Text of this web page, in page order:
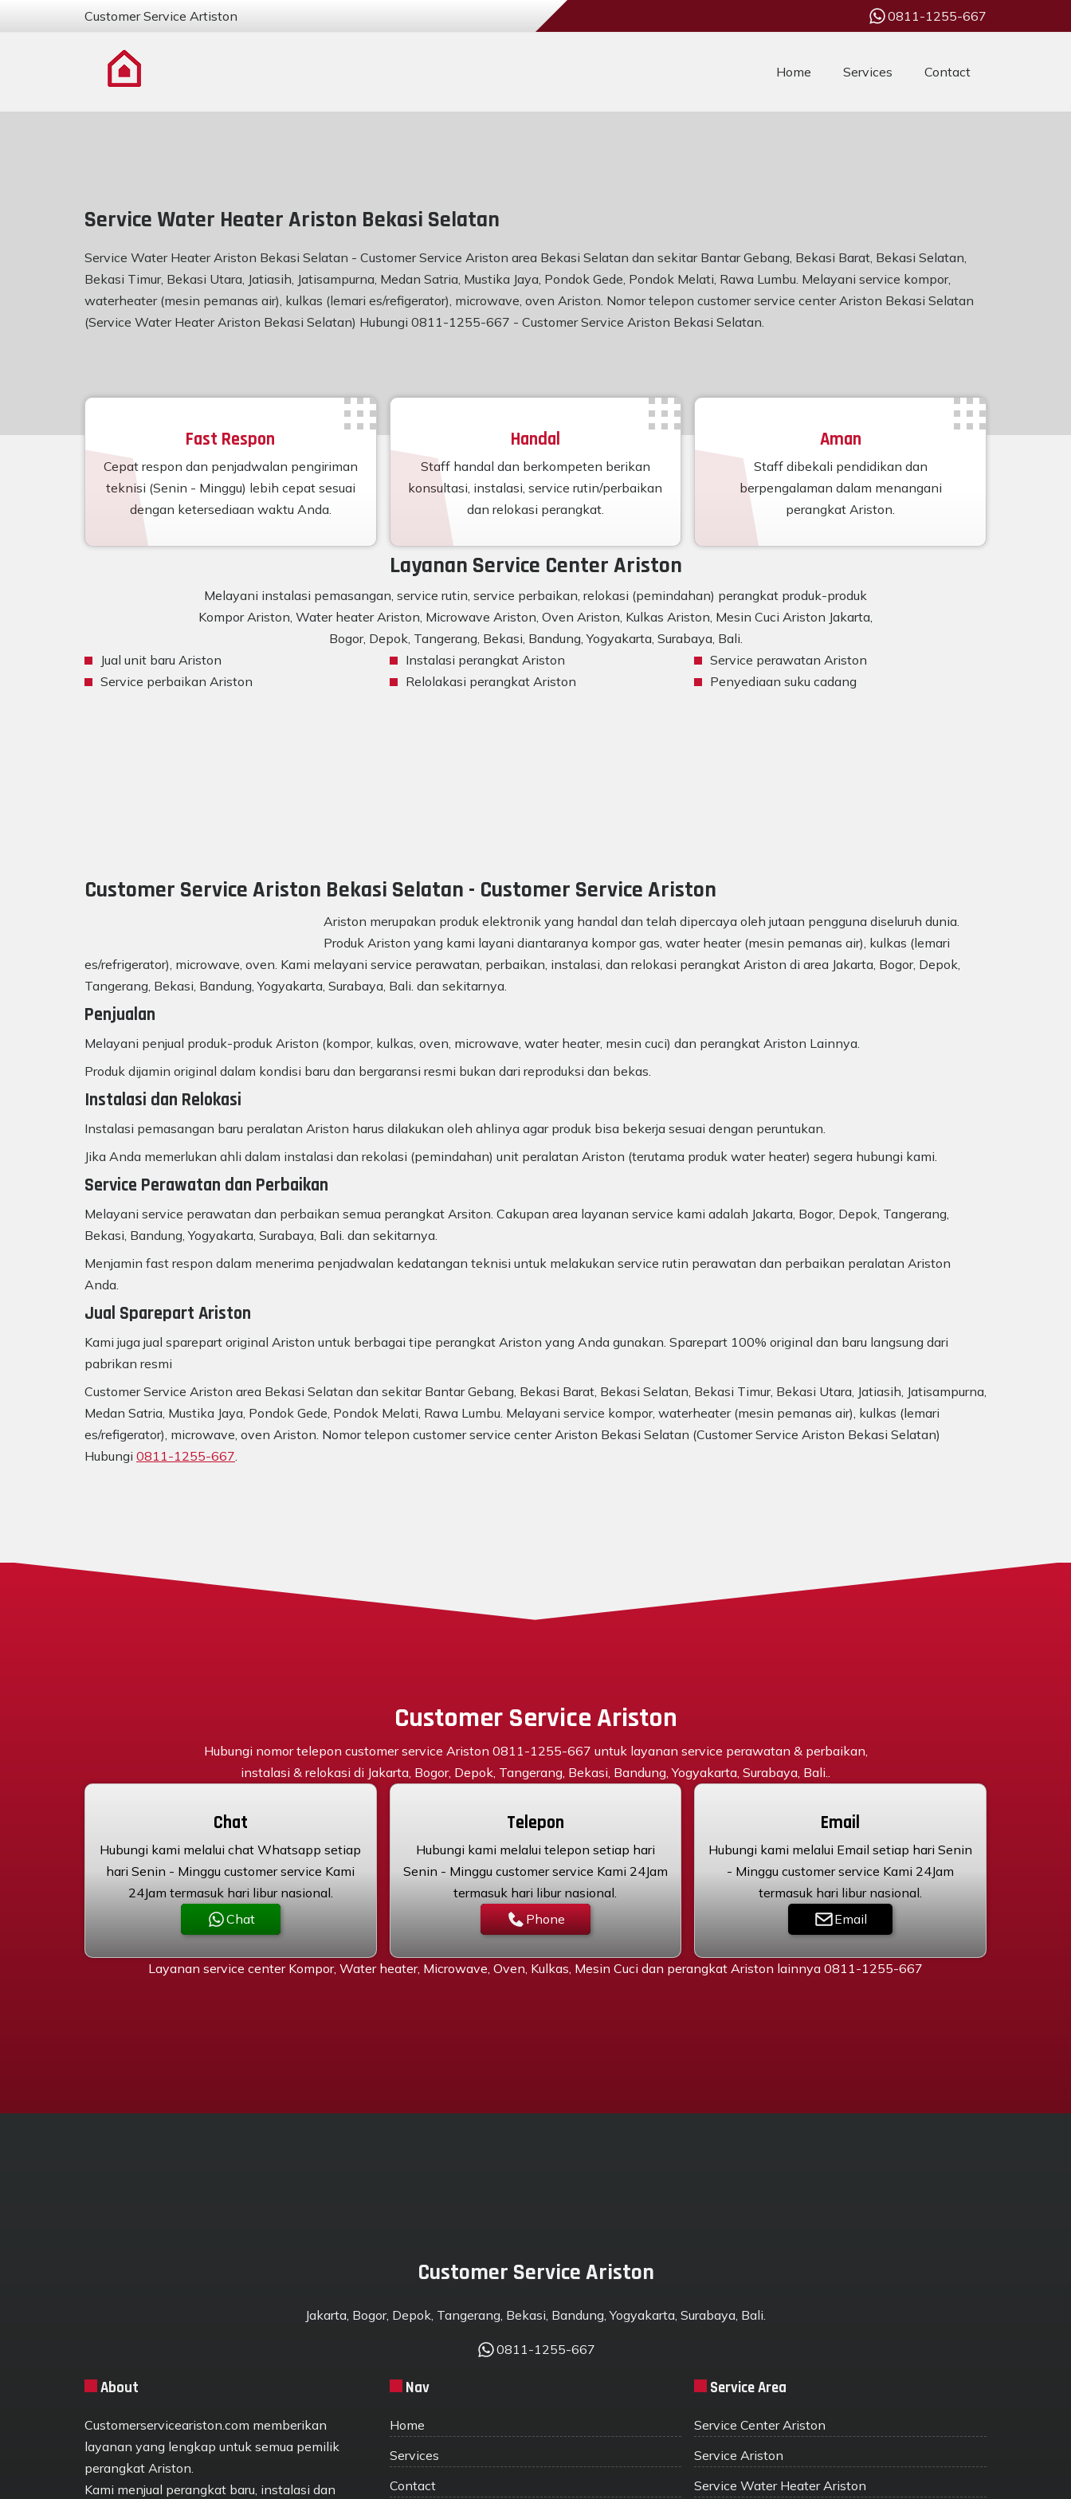
Customer Service Artiston 0811-1255-667
Home Services Contact
Service Water Heater Ariston Bekasi Selatan
Service Water Heater Ariston Bekasi Selatan - Customer Service Ariston area Bekasi Selatan dan sekitar Bantar Gebang, Bekasi Barat, Bekasi Selatan,
Bekasi Timur, Bekasi Utara, Jatiasih, Jatisampurna, Medan Satria, Mustika Jaya, Pondok Gede, Pondok Melati, Rawa Lumbu. Melayani service kompor,
waterheater (mesin pemanas air), kulkas (lemari es/refigerator), microwave, oven Ariston. Nomor telepon customer service center Ariston Bekasi Selatan
(Service Water Heater Ariston Bekasi Selatan) Hubungi 0811-1255-667 - Customer Service Ariston Bekasi Selatan.
Fast Respon
Cepat respon dan penjadwalan pengiriman
teknisi (Senin - Minggu) lebih cepat sesuai
dengan ketersediaan waktu Anda.
Handal
Staff handal dan berkompeten berikan
konsultasi, instalasi, service rutin/perbaikan
dan relokasi perangkat.
Aman
Staff dibekali pendidikan dan
berpengalaman dalam menangani
perangkat Ariston.
Layanan Service Center Ariston
Melayani instalasi pemasangan, service rutin, service perbaikan, relokasi (pemindahan) perangkat produk-produk
Kompor Ariston, Water heater Ariston, Microwave Ariston, Oven Ariston, Kulkas Ariston, Mesin Cuci Ariston Jakarta,
Bogor, Depok, Tangerang, Bekasi, Bandung, Yogyakarta, Surabaya, Bali.
Jual unit baru Ariston
Instalasi perangkat Ariston
Service perawatan Ariston
Service perbaikan Ariston
Relolakasi perangkat Ariston Penyediaan suku cadang
Customer Service Ariston Bekasi Selatan - Customer Service Ariston
Ariston merupakan produk elektronik yang handal dan telah dipercaya oleh jutaan pengguna diseluruh dunia.
Produk Ariston yang kami layani diantaranya kompor gas, water heater (mesin pemanas air), kulkas (lemari
es/refrigerator), microwave, oven. Kami melayani service perawatan, perbaikan, instalasi, dan relokasi perangkat Ariston di area Jakarta, Bogor, Depok,
Tangerang, Bekasi, Bandung, Yogyakarta, Surabaya, Bali. dan sekitarnya.
Penjualan
Melayani penjual produk-produk Ariston (kompor, kulkas, oven, microwave, water heater, mesin cuci) dan perangkat Ariston Lainnya.
Produk dijamin original dalam kondisi baru dan bergaransi resmi bukan dari reproduksi dan bekas.
Instalasi dan Relokasi
Instalasi pemasangan baru peralatan Ariston harus dilakukan oleh ahlinya agar produk bisa bekerja sesuai dengan peruntukan.
Jika Anda memerlukan ahli dalam instalasi dan rekolasi (pemindahan) unit peralatan Ariston (terutama produk water heater) segera hubungi kami.
Service Perawatan dan Perbaikan
Melayani service perawatan dan perbaikan semua perangkat Arsiton. Cakupan area layanan service kami adalah Jakarta, Bogor, Depok, Tangerang,
Bekasi, Bandung, Yogyakarta, Surabaya, Bali. dan sekitarnya.
Menjamin fast respon dalam menerima penjadwalan kedatangan teknisi untuk melakukan service rutin perawatan dan perbaikan peralatan Ariston
Anda.
Jual Sparepart Ariston
Kami juga jual sparepart original Ariston untuk berbagai tipe perangkat Ariston yang Anda gunakan. Sparepart 100% original dan baru langsung dari
pabrikan resmi
Customer Service Ariston area Bekasi Selatan dan sekitar Bantar Gebang, Bekasi Barat, Bekasi Selatan, Bekasi Timur, Bekasi Utara, Jatiasih, Jatisampurna,
Medan Satria, Mustika Jaya, Pondok Gede, Pondok Melati, Rawa Lumbu. Melayani service kompor, waterheater (mesin pemanas air), kulkas (lemari
es/refigerator), microwave, oven Ariston. Nomor telepon customer service center Ariston Bekasi Selatan (Customer Service Ariston Bekasi Selatan)
Hubungi 0811-1255-667.
Customer Service Ariston
Hubungi nomor telepon customer service Ariston 0811-1255-667 untuk layanan service perawatan & perbaikan,
instalasi & relokasi di Jakarta, Bogor, Depok, Tangerang, Bekasi, Bandung, Yogyakarta, Surabaya, Bali..
Chat
Hubungi kami melalui chat Whatsapp setiap
hari Senin - Minggu customer service Kami
24Jam termasuk hari libur nasional.
Chat
Telepon
Hubungi kami melalui telepon setiap hari
Senin - Minggu customer service Kami 24Jam
termasuk hari libur nasional.
Phone
Email
Hubungi kami melalui Email setiap hari Senin
- Minggu customer service Kami 24Jam
termasuk hari libur nasional.
Email
Layanan service center Kompor, Water heater, Microwave, Oven, Kulkas, Mesin Cuci dan perangkat Ariston lainnya 0811-1255-667
Customer Service Ariston
Jakarta, Bogor, Depok, Tangerang, Bekasi, Bandung, Yogyakarta, Surabaya, Bali.
0811-1255-667
About
Customerserviceariston.com memberikan
layanan yang lengkap untuk semua pemilik
perangkat Ariston.
Kami menjual perangkat baru, instalasi dan
Nav
Home
Services
Contact
Service Area
Service Center Ariston
Service Ariston
Service Water Heater Ariston